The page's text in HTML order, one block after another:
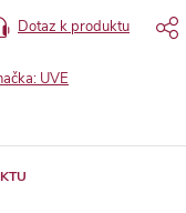
Dotaz k produktu
UVE